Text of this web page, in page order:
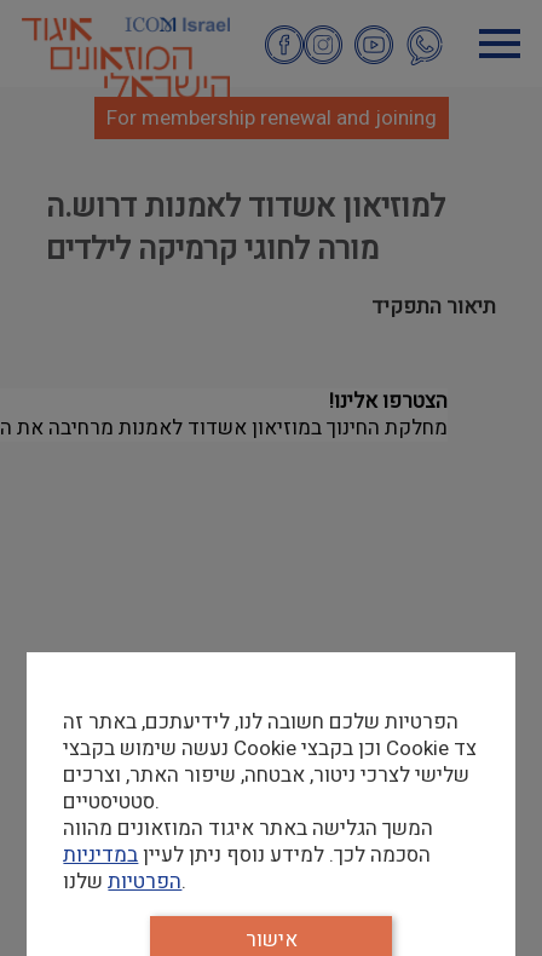
Skip
For membership renewal and joining
למוזיאון אשדוד לאמנות דרוש.ה
מורה לחוגי קרמיקה לילדים
תיאור התפקיד
הצטרפו אלינו!
מחלקת החינוך במוזיאון אשדוד לאמנות מרחיבה את
תואר אקדמי באמנות חזותית (או תחום רלוונטי)
ניסיון בהדרכה/הוראה, עדיפות לניסיון עם ילדים
אהבה גדולה לאמנות, יכולת העברת תכנים בדרך
יחסי אנוש מעולים
הפרטיות שלכם חשובה לנו, לידיעתכם, באתר זה
נעשה שימוש בקבצי Cookie וכן בקבצי Cookie צד
שלישי לצרכי ניטור, אבטחה, שיפור האתר, וצרכים
סטטיסטיים.
המשך הגלישה באתר איגוד המוזאונים מהווה
הסכמה לכך. למידע נוסף ניתן לעייןבמדיניות
הפרטיותשלנו.
אישור